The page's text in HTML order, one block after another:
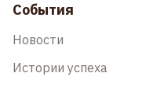
События
Новости
Истории успеха